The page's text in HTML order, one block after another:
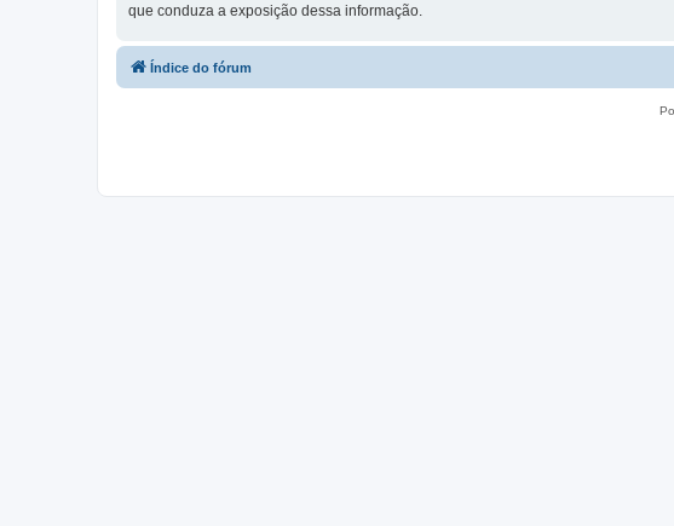
que conduza a exposição dessa informação.
Índice do fórum